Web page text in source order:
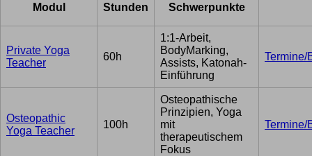
Modul Stunden Schwerpunkte
Private Yoga
Teacher
60h
1:1-Arbeit,
BodyMarking,
Assists, Katonah-
Einführung
Termine/
Osteopathic
Yoga Teacher
100h
Osteopathische
Prinzipien, Yoga
mit
therapeutischem
Fokus
Termine/